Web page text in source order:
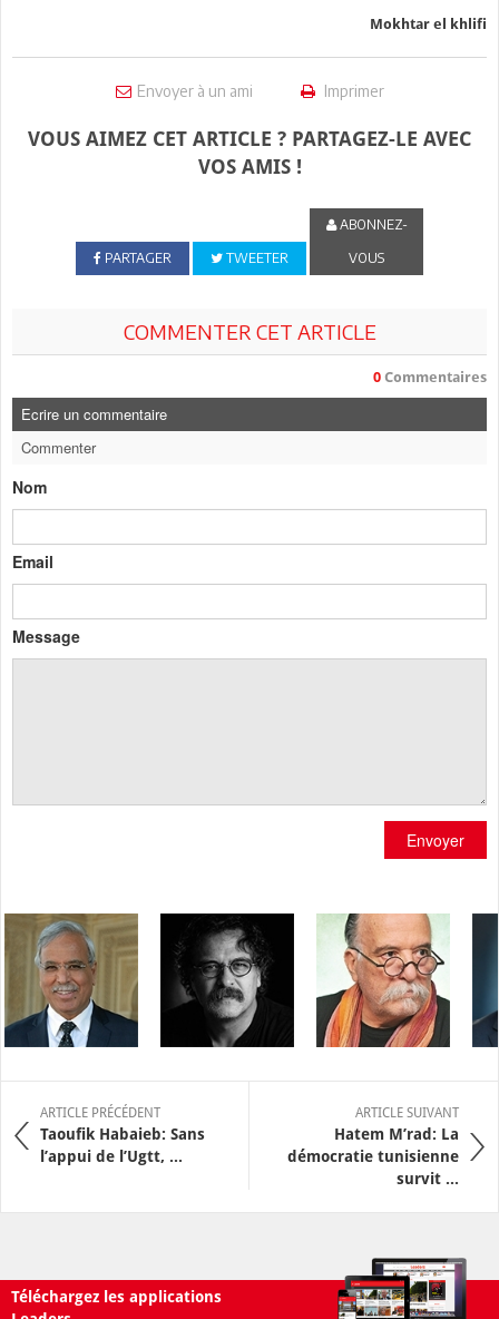
Mokhtar el khlifi
Envoyer à un ami Imprimer
VOUS AIMEZ CET ARTICLE ? PARTAGEZ-LE AVEC
VOS AMIS !
PARTAGER TWEETER
ABONNEZ-
VOUS
COMMENTER CET ARTICLE
0 Commentaires
Ecrire un commentaire
Commenter
Nom
Email
Message
Envoyer
ARTICLE PRÉCÉDENT
Taoufik Habaieb: Sans
l’appui de l’Ugtt, ...
ARTICLE SUIVANT
Hatem M’rad: La
démocratie tunisienne
survit ...
Téléchargez les applications